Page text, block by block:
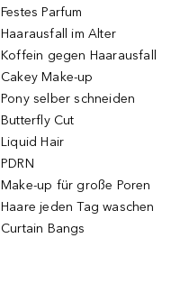
Festes Parfum
Haarausfall im Alter
Koffein gegen Haarausfall
Cakey Make-up
Pony selber schneiden
Butterfly Cut
Liquid Hair
PDRN
Make-up für große Poren
Haare jeden Tag waschen
Curtain Bangs